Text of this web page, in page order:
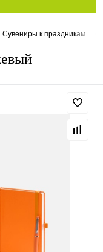
Сувениры к праздникам